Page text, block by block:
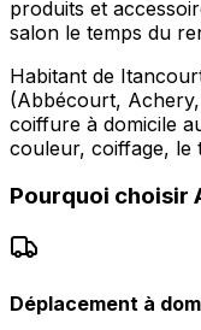
produits et
salon le temps du
Habitant de
(Abbécourt,
coiffure à domicile
couleur, coiffage, le
Pourquoi choisir
Déplacement à